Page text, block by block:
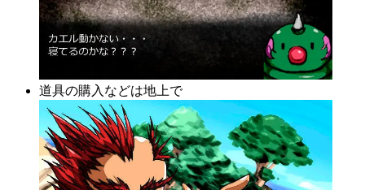
道具の購入などは地上で